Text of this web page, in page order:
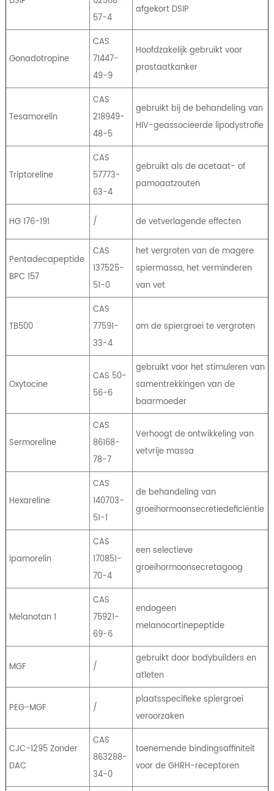
57-4
afgekort DSIP
Gonadotropine
CAS
71447-
49-9
Hoofdzakelijk gebruikt voor
prostaatkanker
Tesamorelin
CAS
218949-
48-5
gebruikt bij de behandeling van
HIV-geassocieerde lipodystrofie
Triptoreline
CAS
57773-
63-4
gebruikt als de acetaat- of
pamoaatzouten
HG 176-191 / de vetverlagende effecten
Pentadecapeptide
BPC 157
CAS
137525-
51-0
het vergroten van de magere
spiermassa, het verminderen
van vet
TB500
CAS
77591-
33-4
om de spiergroei te vergroten
Oxytocine
CAS 50-
56-6
gebruikt voor het stimuleren van
samentrekkingen van de
baarmoeder
Sermoreline
CAS
86168-
78-7
Verhoogt de ontwikkeling van
vetvrije massa
Hexareline
CAS
140703-
51-1
de behandeling van
groeihormoonsecretiedeficiëntie
Ipamorelin
CAS
170851-
70-4
een selectieve
groeihormoonsecretagoog
Melanotan 1
CAS
75921-
69-6
endogeen
melanocortinepeptide
MGF /
gebruikt door bodybuilders en
atleten
PEG-MGF /
plaatsspecifieke spiergroei
veroorzaken
CJC-1295 Zonder
DAC
CAS
863288-
34-0
toenemende bindingsaffiniteit
voor de GHRH-receptoren